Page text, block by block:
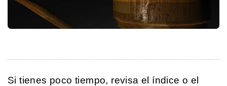
Si tienes poco tiempo, revisa el índice o el